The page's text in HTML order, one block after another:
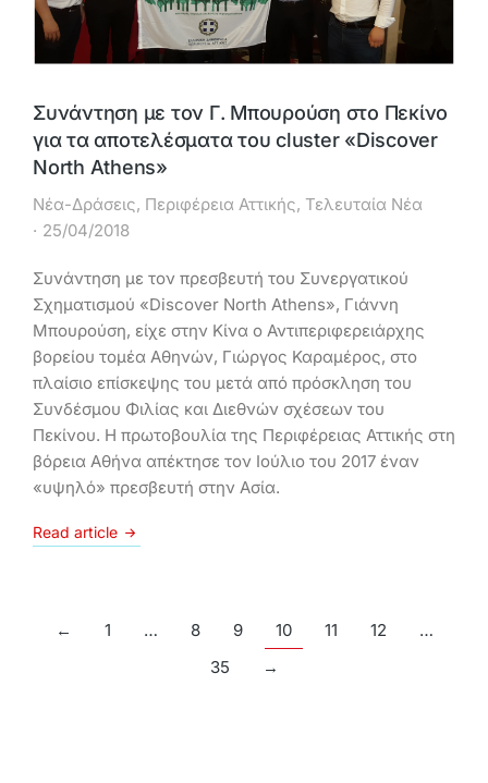
Συνάντηση με τον Γ. Μπουρούση στο Πεκίνο
για τα αποτελέσματα του cluster «Discover
North Athens»
Νέα-Δράσεις, Περιφέρεια Αττικής, Τελευταία Νέα
25/04/2018
Συνάντηση με τον πρεσβευτή του Συνεργατικού
Σχηματισμού «Discover North Athens», Γιάννη
Μπουρούση, είχε στην Κίνα ο Αντιπεριφερειάρχης
βορείου τομέα Αθηνών, Γιώργος Καραμέρος, στο
πλαίσιο επίσκεψης του μετά από πρόσκληση του
Συνδέσμου Φιλίας και Διεθνών σχέσεων του
Πεκίνου. Η πρωτοβουλία της Περιφέρειας Αττικής στη
βόρεια Αθήνα απέκτησε τον Ιούλιο του 2017 έναν
«υψηλό» πρεσβευτή στην Ασία.
Read article
← 1 … 8 9 10 11 12
…
35
→